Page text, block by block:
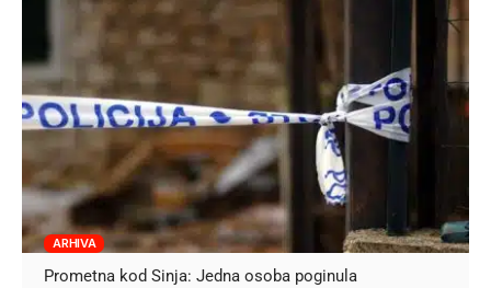
ARHIVA
Prometna kod Sinja: Jedna osoba poginula